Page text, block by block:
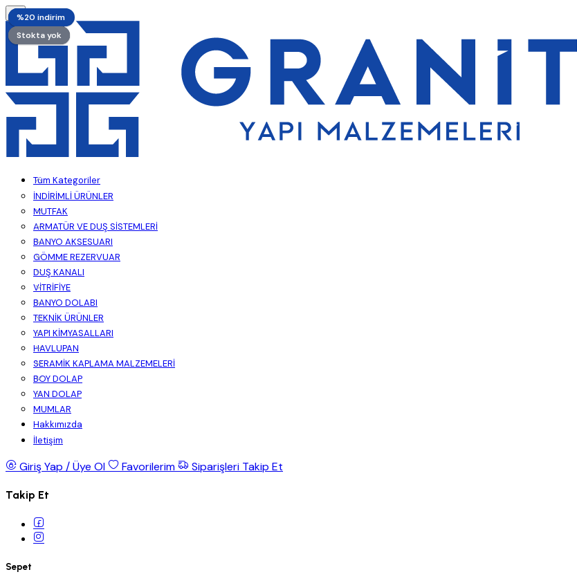
Tüm Kategoriler
İNDİRİMLİ ÜRÜNLER
MUTFAK
ARMATÜR VE DUŞ SİSTEMLERİ
BANYO AKSESUARI
GÖMME REZERVUAR
DUŞ KANALI
VİTRİFİYE
BANYO DOLABI
TEKNİK ÜRÜNLER
YAPI KİMYASALLARI
HAVLUPAN
SERAMİK KAPLAMA MALZEMELERİ
BOY DOLAP
YAN DOLAP
MUMLAR
Hakkımızda
İletişim
Giriş Yap / Üye Ol Favorilerim Siparişleri Takip Et
Takip Et
Sepet
%20 indirim
Stokta yok
Stokta yok
%40 indirim
Stokta yok
%20 indirim
Stokta yok